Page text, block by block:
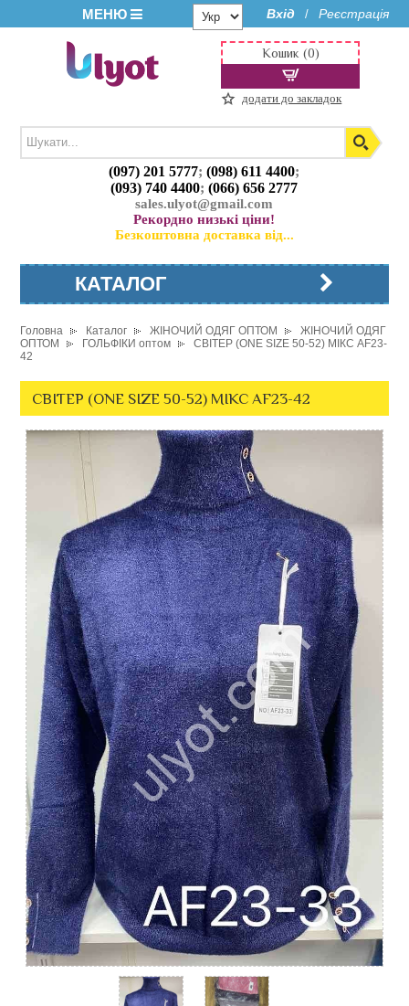
МЕНЮ Вхід / Реєстрація
(097) 201 5777;(098) 611 4400;
(093) 740 4400;(066) 656 2777
sales.ulyot@gmail.com
Рекордно низькі ціни!
Безкоштовна доставка від...
Кошик (0)
додати до закладок
КАТАЛОГ
Головна Каталог ЖІНОЧИЙ ОДЯГ ОПТОМ
ЖІНОЧИЙ ОДЯГ
ОПТОМ
ГОЛЬФІКИ оптом
СВІТЕР (ONE SIZE 50-52) МІКС AF23-
42
СВІТЕР (ONE SIZE 50-52) МІКС AF23-42